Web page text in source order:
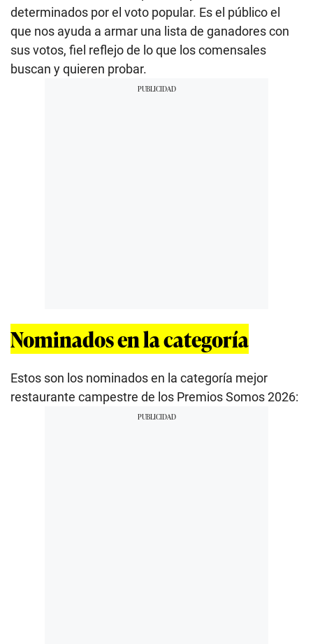
determinados por el voto popular. Es el público el
que nos ayuda a armar una lista de ganadores con
sus votos, fiel reflejo de lo que los comensales
buscan y quieren probar.
Nominados en la categoría
Estos son los nominados en la categoría mejor
restaurante campestre de los Premios Somos 2026: